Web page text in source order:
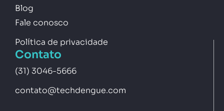
Blog
Fale conosco
Política de privacidade
Contato
(31) 3046-5666
contato@techdengue.com